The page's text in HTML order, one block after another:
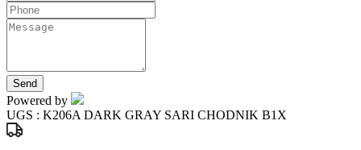
Send
Powered by
UGS : K206A DARK GRAY SARI CHODNIK B1X